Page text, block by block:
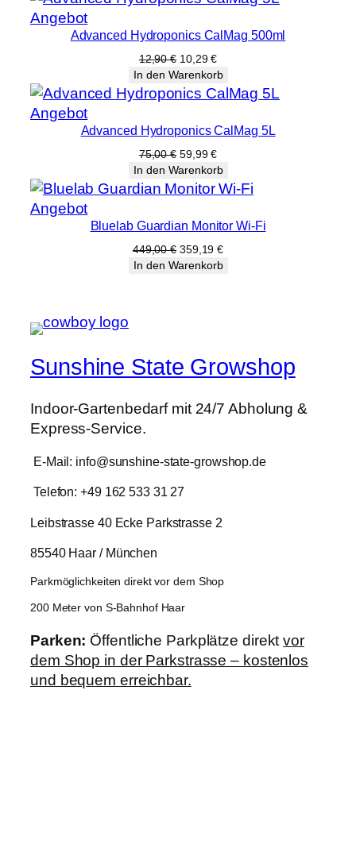
19,00 €15,19 €.
AngebotProdukt
im
Angebot
Advanced Hydroponics CalMag 500ml
12,90€ Ursprünglicher
Preis
war:
12,90 €
10,29€Aktueller
Preis
ist:
10,29 €.
In den Warenkorb
AngebotProdukt
im
Angebot
Advanced Hydroponics CalMag 5L
75,00€ Ursprünglicher
Preis
war:
75,00 €
59,99€Aktueller
Preis
ist:
59,99 €.
In den Warenkorb
AngebotProdukt
im
Angebot
Bluelab Guardian Monitor Wi-Fi
449,00€ Ursprünglicher
Preis
359,19€Aktueller
Preis
In den Warenkorb
Sunshine State Growshop
Indoor-Gartenbedarf mit 24/7 Abholung &
Express-Service.
E-Mail: info@sunshine-state-growshop.de
Telefon: +49 162 533 31 27
Leibstrasse 40 Ecke Parkstrasse 2
85540 Haar / München
Parkmöglichkeiten direkt vor dem Shop
200 Meter von S-Bahnhof Haar
Parken: Öffentliche Parkplätze direktvor
dem Shop in der Parkstrasse – kostenlos
und bequem erreichbar.